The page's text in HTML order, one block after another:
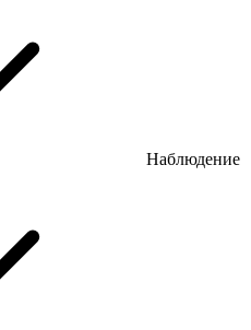
Наблюдение